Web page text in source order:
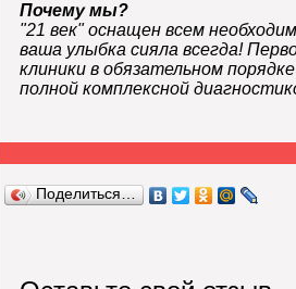
Почему мы?
"21 век" оснащен всем
ваша улыбка сияла всегда!
клиники в обязательном
полной комплексной
Поделиться…